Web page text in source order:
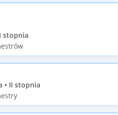
stopnia
• II stopnia